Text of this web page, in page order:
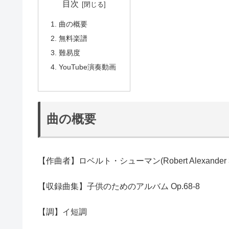
目次
曲の概要
無料楽譜
難易度
YouTube演奏動画
曲の概要
【作曲者】ロベルト・シューマン(Robert
【収録曲集】子供のためのアルバム Op.68-8
【調】イ短調